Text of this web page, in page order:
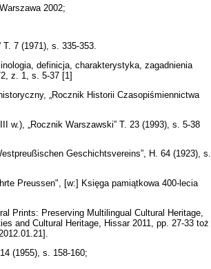
2002;
7 (1971), s. 335-353.
definicja, charakterystyka, zagadnienia
z. 1, s. 5-37 [1]
„Rocznik Historii Czasopiśmiennictwa
w.), „Rocznik Warszawski” T. 23 (1993), s. 5-38
Geschichtsvereins”, H. 64 (1923), s.
Preussen", [w:] Księga pamiątkowa 400-lecia
Prints: Preserving Multilingual Cultural Heritage,
and Cultural Heritage, Hissar 2011, pp. 27-33 toż
(1955), s. 158-160;